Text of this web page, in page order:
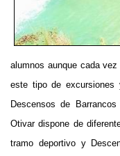
alumnos aunque cada
este tipo de excursiones
Descensos de
Otivar dispone de
tramo deportivo y